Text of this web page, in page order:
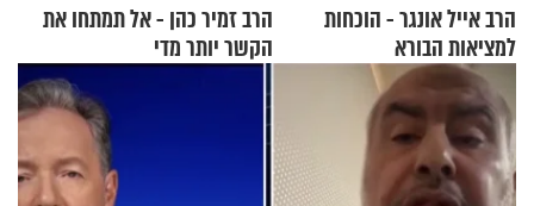
הרב אייל אונגר - הוכחות
למציאות הבורא
הרב זמיר כהן - אל תמתחו את
הקשר יותר מדי